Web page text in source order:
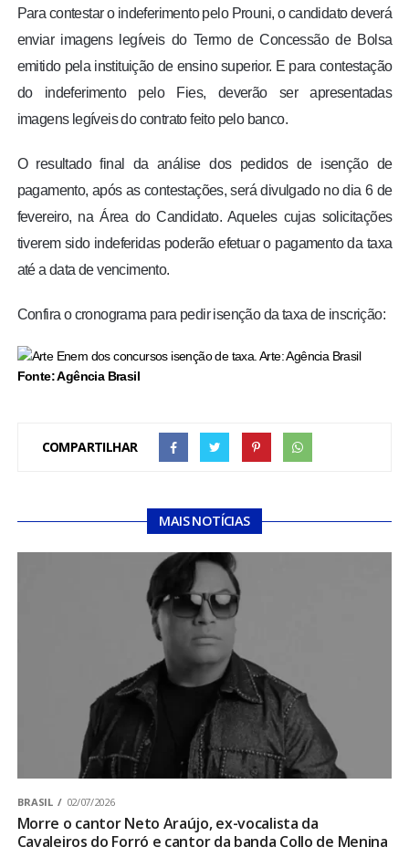
Para contestar o indeferimento pelo Prouni, o candidato deverá
enviar imagens legíveis do Termo de Concessão de Bolsa
emitido pela instituição de ensino superior. E para contestação
do indeferimento pelo Fies, deverão ser apresentadas
imagens legíveis do contrato feito pelo banco.
O resultado final da análise dos pedidos de isenção de
pagamento, após as contestações, será divulgado no dia 6 de
fevereiro, na Área do Candidato. Aqueles cujas solicitações
tiverem sido indeferidas poderão efetuar o pagamento da taxa
até a data de vencimento.
Confira o cronograma para pedir isenção da taxa de inscrição:
Fonte: Agência Brasil
COMPARTILHAR
MAIS NOTÍCIAS
BRASIL 02/07/2026
Morre o cantor Neto Araújo, ex-vocalista da
Cavaleiros do Forró e cantor da banda Collo de Menina